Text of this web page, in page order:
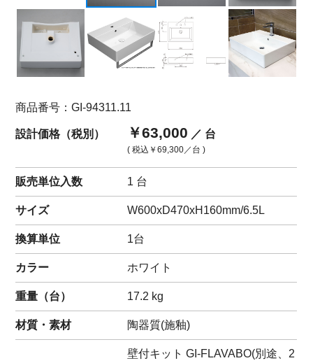
商品番号：GI-94311.11
設計価格（税別） ￥63,000 ／ 台
( 税込 ￥69,300 ／台 )
販売単位入数 1 台
サイズ W600xD470xH160mm/6.5L
換算単位 1台
カラー ホワイト
重量（台） 17.2 kg
材質・素材 陶器質(施釉)
壁付キット GI-FLAVABO(別途、2